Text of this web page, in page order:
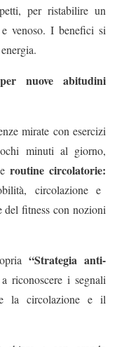
per ristabilire un
venoso. I benefici si
nuove abitudini
mirate con esercizi
minuti al giorno,
routine circolatorie:
circolazione e
del fitness con nozioni
“Strategia anti-
riconoscere i segnali
la circolazione e il